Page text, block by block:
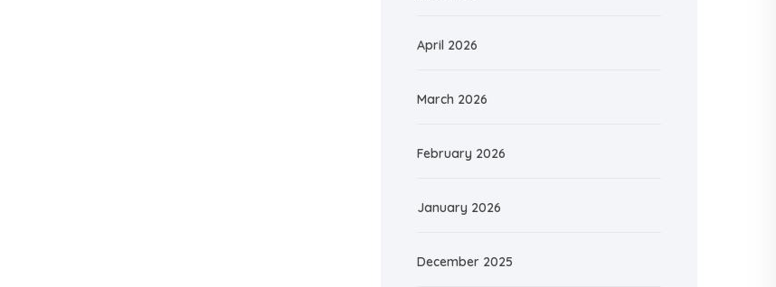
April 2026
March 2026
February 2026
January 2026
December 2025